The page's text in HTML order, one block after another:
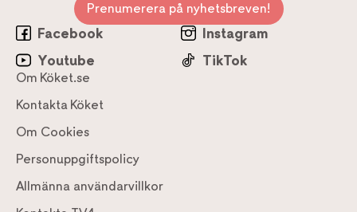
Prenumerera på nyhetsbreven!
Facebook
Instagram
Youtube
TikTok
Om Köket.se
Kontakta Köket
Om Cookies
Personuppgiftspolicy
Allmänna användarvillkor